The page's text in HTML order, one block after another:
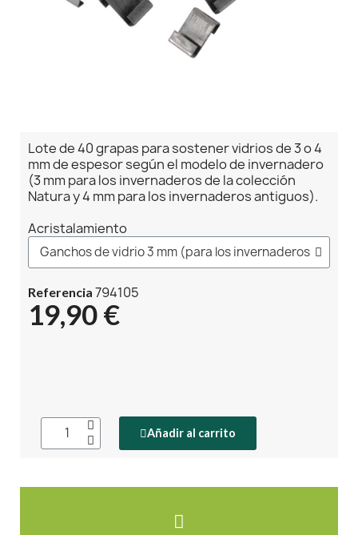
Lote de 40 grapas para sostener vidrios de 3 o 4
mm de espesor según el modelo de invernadero
(3 mm para los invernaderos de la colección
Natura y 4 mm para los invernaderos antiguos).
Acristalamiento
Referencia 794105
19,90 €
Añadir al carrito